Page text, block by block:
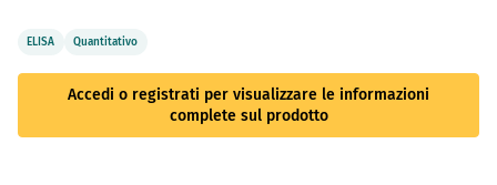
ELISA Quantitativo
Accedi o registrati per visualizzare le informazioni
complete sul prodotto